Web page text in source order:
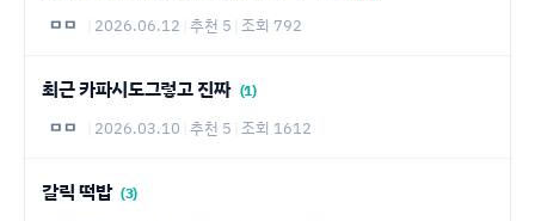
ㅁㅁ 2026.06.12 추천 5 조회 792
최근 카파시도그렇고 진짜 (1)
ㅁㅁ 2026.03.10 추천 5 조회 1612
갈릭 떡밥 (3)